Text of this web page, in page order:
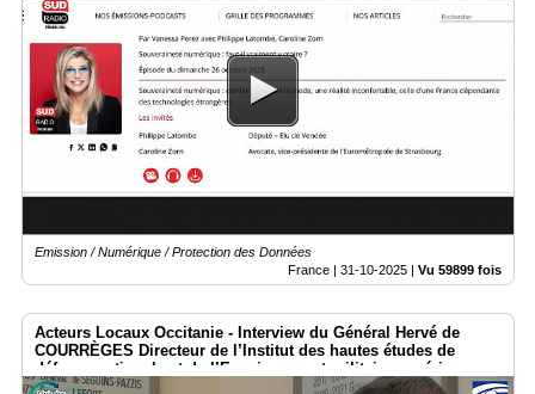
Emission / Numérique / Protection des Données
France | 31-10-2025 Vu 59899 fois
Acteurs Locaux Occitanie - Interview du Général Hervé de
COURRÈGES Directeur de l’Institut des hautes études de
défense nationale et de l’Enseignement militaire supérieur.